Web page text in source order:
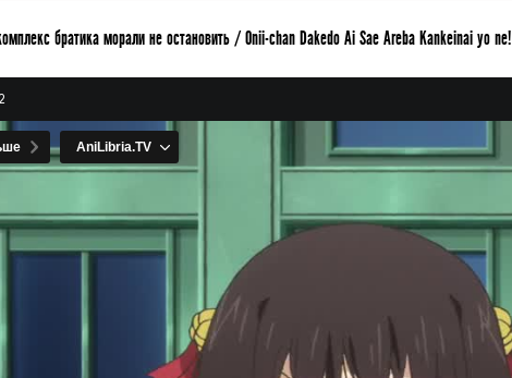
братика морали не остановить / Onii-chan Dakedo Ai Sae Areba Kankeinai yo ne!